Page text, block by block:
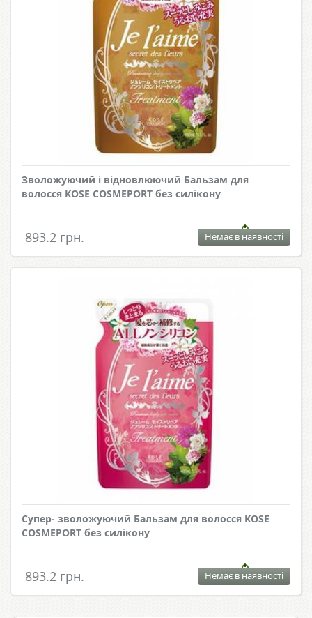
Зволожуючий і відновлюючий Бальзам для
волосся KOSE COSMEPORT без силікону
893.2 грн. Немає в наявності
Супер- зволожуючий Бальзам для волосся KOSE
COSMEPORT без силікону
893.2 грн. Немає в наявності